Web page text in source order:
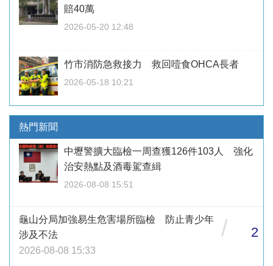
賠40萬
2026-05-20 12:48
竹市消防急救接力 救回噎食OHCA長者
2026-05-18 10:21
熱門新聞
中壢警擴大臨檢一周查獲126件103人 強化
治安熱點及酒毒駕查緝
2026-08-08 15:51
龜山分局加強易生危害場所臨檢 防止青少年
涉及不法
2026-08-08 15:33
/ 2